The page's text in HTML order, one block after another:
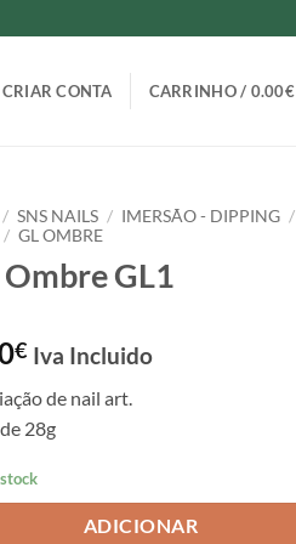
CRIAR CONTA CARRINHO / 0.00€
/ SNS NAILS / IMERSÃO - DIPPING /
/ GL OMBRE
GL1
€ Iva Incluido
de nail art.
28g
ADICIONAR